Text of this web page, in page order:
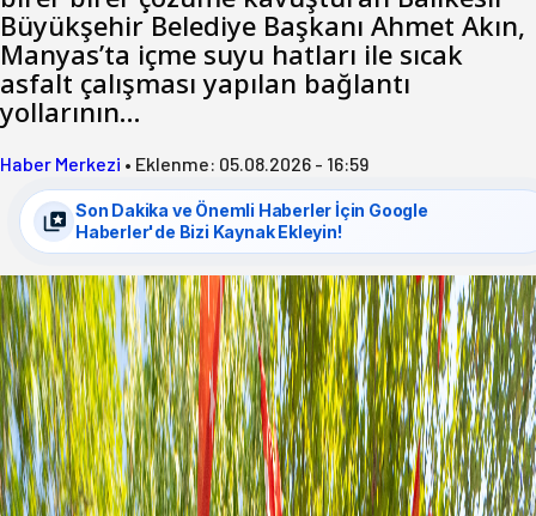
Büyükşehir Belediye Başkanı Ahmet Akın,
Manyas’ta içme suyu hatları ile sıcak
asfalt çalışması yapılan bağlantı
yollarının…
Haber Merkezi • Eklenme: 05.08.2026 - 16:59
Son Dakika ve Önemli Haberler İçin Google
Haberler'de Bizi Kaynak Ekleyin!